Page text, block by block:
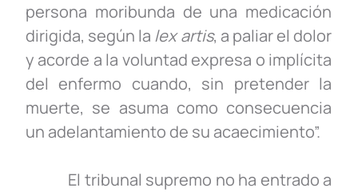
persona moribunda de una medicación
dirigida, según la lex artis, a paliar el dolor
y acorde a la voluntad expresa o implícita
del enfermo cuando, sin pretender la
muerte, se asuma como consecuencia
un adelantamiento de su acaecimiento”.
El tribunal supremo no ha entrado a